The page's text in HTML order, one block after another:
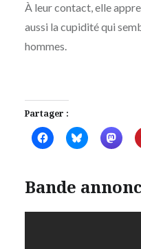
À leur contact, elle
aussi la cupidité qui
hommes.
Partager :
Bande